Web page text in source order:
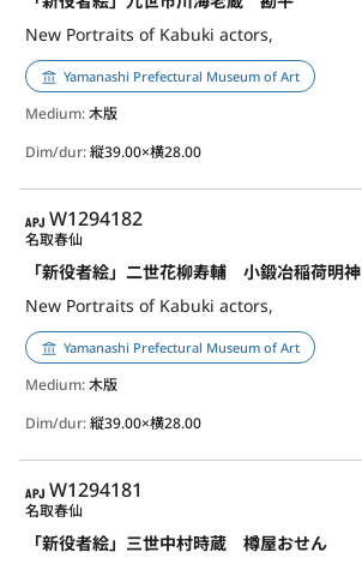
New Portraits of Kabuki actors,
Yamanashi Prefectural Museum of Art
Medium:木版
Dim/dur:縦39.00×横28.00
APJ
W1294182
「新役者絵」二世花柳寿輔 小鍛冶稲荷明神
New Portraits of Kabuki actors,
名取春仙
Yamanashi Prefectural Museum of Art
Medium:木版
Dim/dur:縦39.00×横28.00
APJ
W1294181
「新役者絵」三世中村時蔵 樽屋おせん
名取春仙